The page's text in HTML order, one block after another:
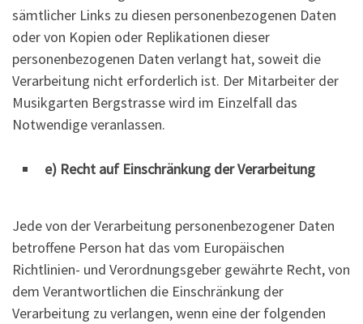
sämtlicher Links zu diesen personenbezogenen Daten
oder von Kopien oder Replikationen dieser
personenbezogenen Daten verlangt hat, soweit die
Verarbeitung nicht erforderlich ist. Der Mitarbeiter der
Musikgarten Bergstrasse wird im Einzelfall das
Notwendige veranlassen.
e) Recht auf Einschränkung der Verarbeitung
Jede von der Verarbeitung personenbezogener Daten
betroffene Person hat das vom Europäischen
Richtlinien- und Verordnungsgeber gewährte Recht, von
dem Verantwortlichen die Einschränkung der
Verarbeitung zu verlangen, wenn eine der folgenden